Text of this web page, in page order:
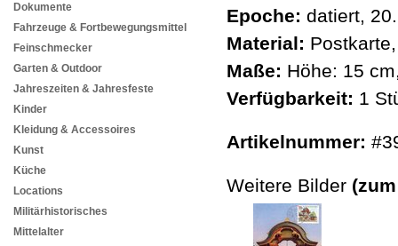
Dokumente
Fahrzeuge & Fortbewegungsmittel
Feinschmecker
Garten & Outdoor
Jahreszeiten & Jahresfeste
Kinder
Kleidung & Accessoires
Kunst
Küche
Locations
Militärhistorisches
Mittelalter
Epoche: datiert,
Material:
Maße: Höhe: 15
Verfügbarkeit: 1
Artikelnummer:
Weitere Bilder